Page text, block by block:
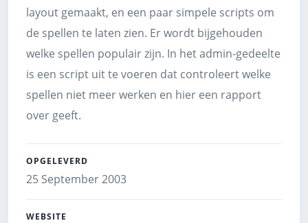
layout gemaakt, en een paar simpele scripts om
de spellen te laten zien. Er wordt bijgehouden
welke spellen populair zijn. In het admin-gedeelte
is een script uit te voeren dat controleert welke
spellen niet meer werken en hier een rapport
over geeft.
OPGELEVERD
25 September 2003
WEBSITE